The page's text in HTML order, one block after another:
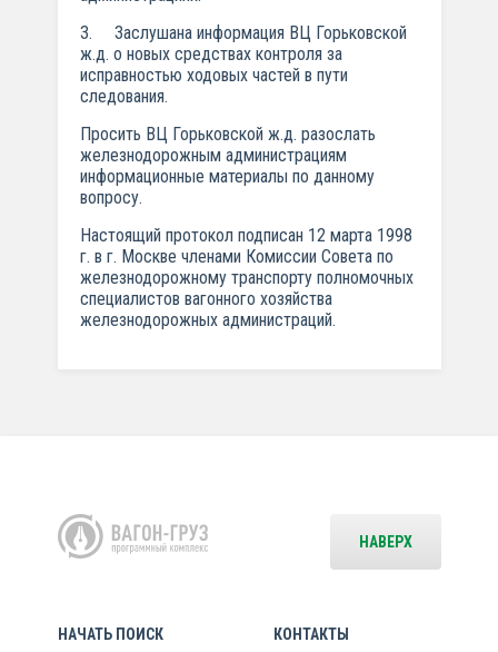
3. Заслушана информация ВЦ Горьковской
ж.д. о новых средствах контроля за
исправностью ходовых частей в пути
следования.
Просить ВЦ Горьковской ж.д. разослать
железнодорожным администрациям
информационные материалы по данному
вопросу.
Настоящий протокол подписан 12 марта 1998
г. в г. Москве членами Комиссии Совета по
железнодорожному транспорту полномочных
специалистов вагонного хозяйства
железнодорожных администраций.
НАЧАТЬ ПОИСК КОНТАКТЫ
НАВЕРХ